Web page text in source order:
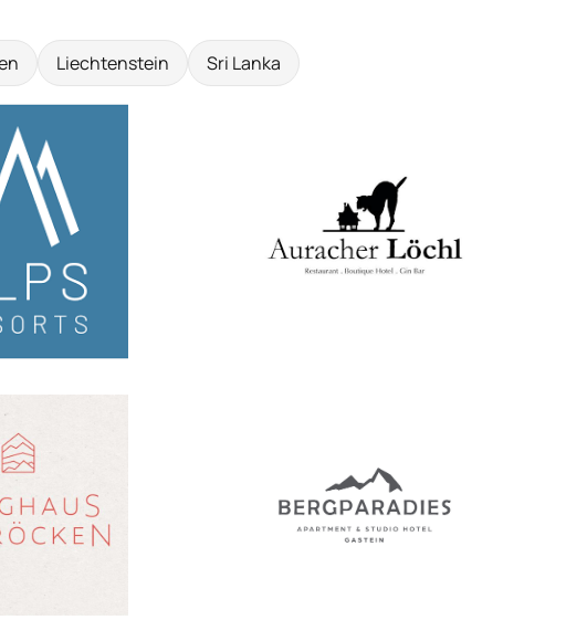
Liechtenstein Sri Lanka